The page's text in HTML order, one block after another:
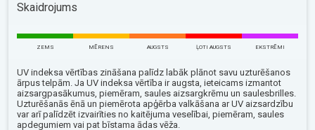
Skaidrojums
ZEMS MĒRENS AUGSTS ĻOTI AUGSTS EKSTRĒMI
UV indeksa vērtības zināšana palīdz labāk plānot savu uzturēšanos
ārpus telpām. Ja UV indeksa vērtība ir augsta, ieteicams izmantot
aizsargpasākumus, piemēram, saules aizsargkrēmu un saulesbrilles.
Uzturēšanās ēnā un piemērota apģērba valkāšana ar UV aizsardzību
var arī palīdzēt izvairīties no kaitējuma veselībai, piemēram, saules
apdegumiem vai pat bīstama ādas vēža.